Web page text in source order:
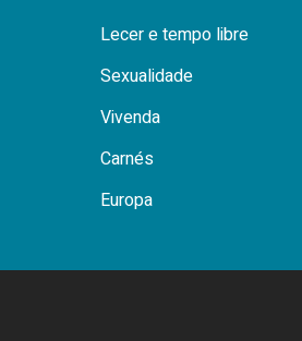
Lecer e tempo libre
Sexualidade
Vivenda
Carnés
Europa